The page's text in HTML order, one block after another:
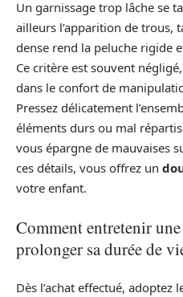
Un garnissage trop lâche se
ailleurs l’apparition de trous,
dense rend la peluche rigide
Ce critère est souvent
dans le confort de
Pressez délicatement
éléments durs ou mal répartis
vous épargne de mauvaises
ces détails, vous offrez un
votre enfant.
Comment entretenir
prolonger sa durée de
Dès l’achat effectué,